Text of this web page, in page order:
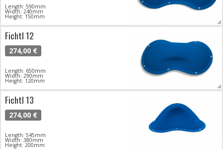
Length: 590mm
Width: 240mm
Height: 150mm
Fichtl 12
274,00 €
Length: 650mm
Width: 290mm
Height: 120mm
Fichtl 13
274,00 €
Length: 545mm
Width: 380mm
Height: 200mm